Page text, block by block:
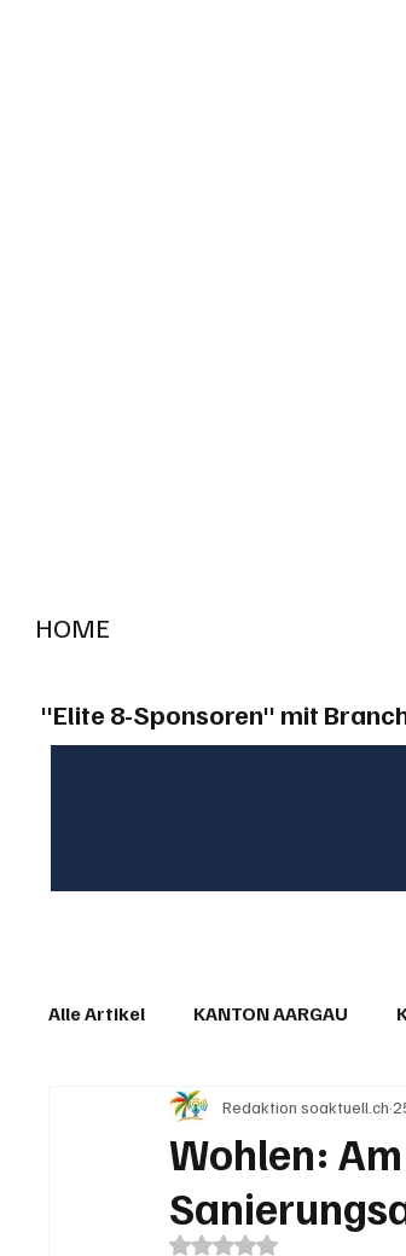
HOME
"Elite 8-Sponsoren" mit
Alle Artikel KANTON AARGAU
IN EIGENER SACHE
Wohlen:
Redaktion soaktuell.ch
Mit NaN von 5 Sternen